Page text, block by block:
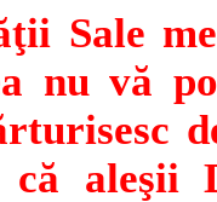
Sale
nu vă
aleşii